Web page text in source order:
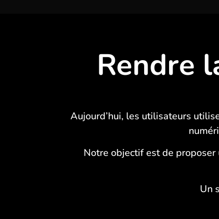
Rendre
Aujourd’hui, les utilisateurs
Notre objectif est de proposer
Un